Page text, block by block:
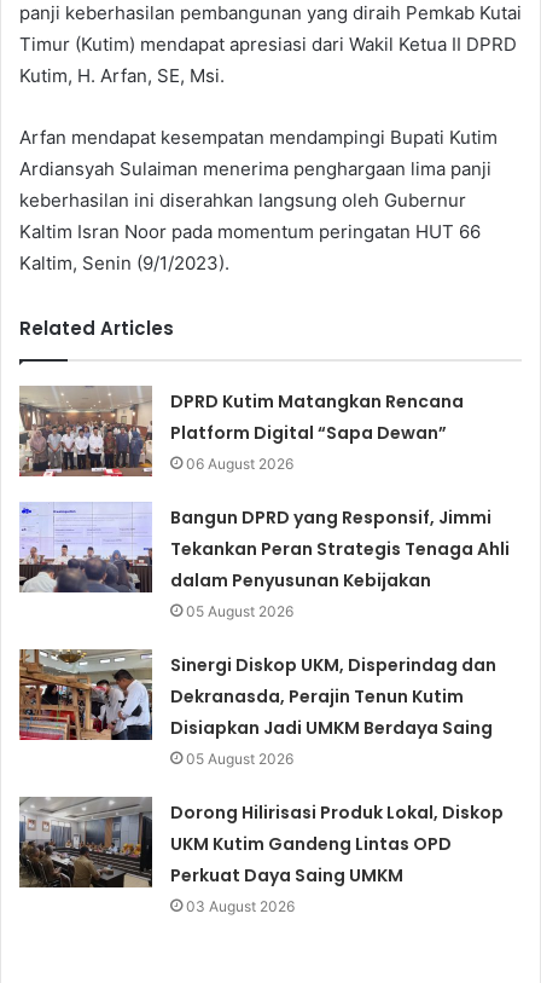
panji keberhasilan pembangunan yang diraih Pemkab Kutai
Timur (Kutim) mendapat apresiasi dari Wakil Ketua II DPRD
Kutim, H. Arfan, SE, Msi.
Arfan mendapat kesempatan mendampingi Bupati Kutim
Ardiansyah Sulaiman menerima penghargaan lima panji
keberhasilan ini diserahkan langsung oleh Gubernur
Kaltim Isran Noor pada momentum peringatan HUT 66
Kaltim, Senin (9/1/2023).
Related Articles
DPRD Kutim Matangkan Rencana
Platform Digital “Sapa Dewan”
06 August 2026
Bangun DPRD yang Responsif, Jimmi
Tekankan Peran Strategis Tenaga Ahli
dalam Penyusunan Kebijakan
05 August 2026
Sinergi Diskop UKM, Disperindag dan
Dekranasda, Perajin Tenun Kutim
Disiapkan Jadi UMKM Berdaya Saing
05 August 2026
Dorong Hilirisasi Produk Lokal, Diskop
UKM Kutim Gandeng Lintas OPD
Perkuat Daya Saing UMKM
03 August 2026